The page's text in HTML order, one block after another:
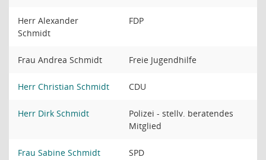
Herr Alexander
Schmidt
FDP
Frau Andrea Schmidt Freie Jugendhilfe
Herr Christian Schmidt CDU
Herr Dirk Schmidt
Polizei - stellv. beratendes
Mitglied
Frau Sabine Schmidt SPD